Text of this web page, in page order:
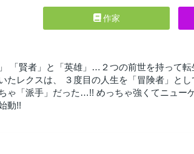
作家
「賢者」と「英雄」…２つの前世を持って
たレクスは、 ３度目の人生を「冒険者」と
ゃ「派手」だった…!! めっちゃ強くてニュー
動!!